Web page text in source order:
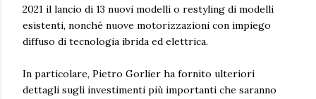
2021 il lancio di 13 nuovi modelli o restyling di modelli
esistenti, nonché nuove motorizzazioni con impiego
diffuso di tecnologia ibrida ed elettrica.
In particolare, Pietro Gorlier ha fornito ulteriori
dettagli sugli investimenti più importanti che saranno